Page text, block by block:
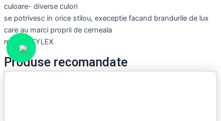
culoare- diverse culori
se potrivesc in orice stilou, execeptie facand brandurile de lux
care au marci proprii de cerneala
marca STYLEX
Produse recomandate